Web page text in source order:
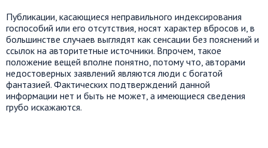
Публикации, касающиеся неправильного индексирования
госпособий или его отсутствия, носят характер вбросов и, в
большинстве случаев выглядят как сенсации без пояснений и
ссылок на авторитетные источники. Впрочем, такое
положение вещей вполне понятно, потому что, авторами
недостоверных заявлений являются люди с богатой
фантазией. Фактических подтверждений данной
информации нет и быть не может, а имеющиеся сведения
грубо искажаются.